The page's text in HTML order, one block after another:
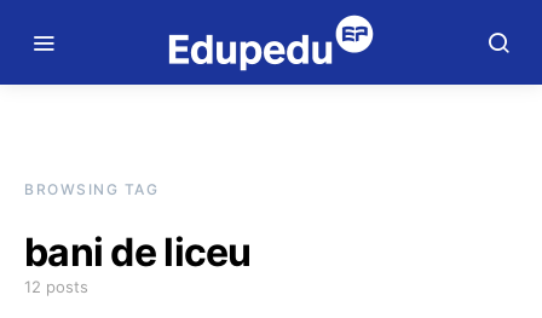
BROWSING TAG
bani de liceu
12 posts